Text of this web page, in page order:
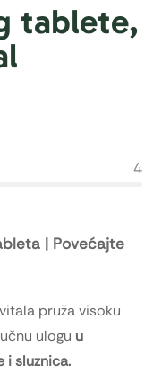
tablete,
4
| Povećajte
pruža visoku
ulogu u
i sluznica.